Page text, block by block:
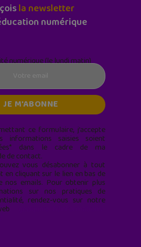
la newsletter
numérique
numérique (le lundi matin)
ce formulaire, j’accepte
informations saisies soient
dans le cadre de ma
de contact.
vous désabonner à tout
en cliquant sur le lien en bas de
nos emails. Pour obtenir plus
sur nos pratiques de
rendez-vous sur notre